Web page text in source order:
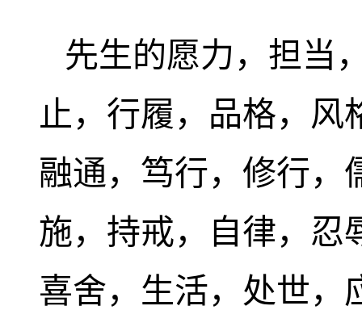
先生的愿力，担当
止，行履，品格，风
融通，笃行，修行，
施，持戒，自律，忍
喜舍，生活，处世，